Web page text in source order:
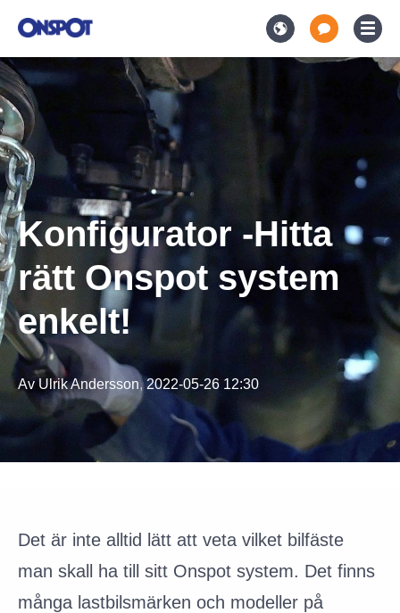
Konfigurator -Hitta
rätt Onspot system
enkelt!
Av Ulrik Andersson,2022-05-26 12:30
Det är inte alltid lätt att veta vilket bilfäste
man skall ha till sitt Onspot system. Det finns
många lastbilsmärken och modeller på